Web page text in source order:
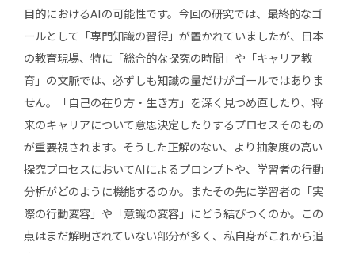
目的におけるAIの可能性です。今回の研究では、最終的なゴ
ールとして「専門知識の習得」が置かれていましたが、日本
の教育現場、特に「総合的な探究の時間」や「キャリア教
育」の文脈では、必ずしも知識の量だけがゴールではありま
せん。「自己の在り方・生き方」を深く見つめ直したり、将
来のキャリアについて意思決定したりするプロセスそのもの
が重要視されます。そうした正解のない、より抽象度の高い
探究プロセスにおいてAIによるプロンプトや、学習者の行動
分析がどのように機能するのか。またその先に学習者の「実
際の行動変容」や「意識の変容」にどう結びつくのか。この
点はまだ解明されていない部分が多く、私自身がこれから追